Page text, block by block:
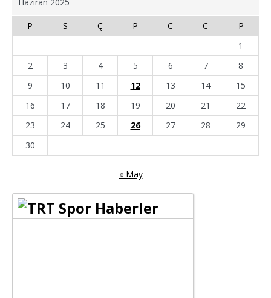
Haziran 2025
P S Ç P C C
P
1
2
3 4 5 6 7
8
9
10 11 12 13 14
15
16
17 18 19 20 21
22
23
24 25 26 27 28
29
30
« May